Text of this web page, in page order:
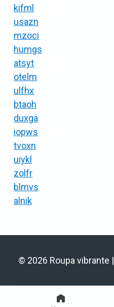
kifml
usazn
mzoci
humgs
atsyt
otelm
ulfhx
btaoh
duxga
iopws
tvoxn
uiykl
zolfr
blmvs
alnik
© 2026 Roupa vibrante |